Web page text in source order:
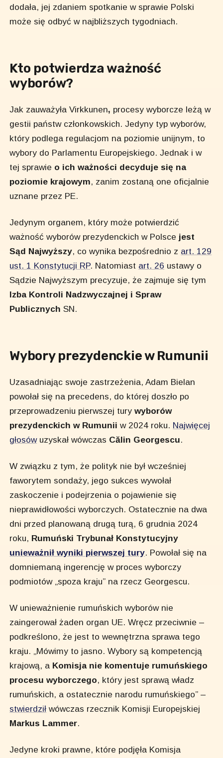
dodała, jej zdaniem spotkanie w sprawie Polski
może się odbyć w najbliższych tygodniach.
Kto potwierdza ważność
wyborów?
Jak zauważyła Virkkunen, procesy wyborcze leżą w
gestii państw członkowskich. Jedyny typ wyborów,
który podlega regulacjom na poziomie unijnym, to
wybory do Parlamentu Europejskiego. Jednak i w
tej sprawie o ich ważności decyduje się na
poziomie krajowym, zanim zostaną one oficjalnie
uznane przez PE.
Jedynym organem, który może potwierdzić
ważność wyborów prezydenckich w Polsce jest
Sąd Najwyższy, co wynika bezpośrednio z art. 129
ust. 1 Konstytucji RP. Natomiast art. 26 ustawy o
Sądzie Najwyższym precyzuje, że zajmuje się tym
Izba Kontroli Nadzwyczajnej i Spraw
Publicznych SN.
Wybory prezydenckie w Rumunii
Uzasadniając swoje zastrzeżenia, Adam Bielan
powołał się na precedens, do której doszło po
przeprowadzeniu pierwszej turywyborów
prezydenckich w Rumunii w 2024 roku. Najwięcej
głosówuzyskał wówczas Călin Georgescu.
W związku z tym, że polityk nie był wcześniej
faworytem sondaży, jego sukces wywołał
zaskoczenie i podejrzenia o pojawienie się
nieprawidłowości wyborczych. Ostatecznie na dwa
dni przed planowaną drugą turą, 6 grudnia 2024
roku, Rumuński Trybunał Konstytucyjny
unieważnił wyniki pierwszej tury. Powołał się na
domniemaną ingerencję w proces wyborczy
podmiotów „spoza kraju” na rzecz Georgescu.
W unieważnienie rumuńskich wyborów nie
zaingerował żaden organ UE. Wręcz przeciwnie –
podkreślono, że jest to wewnętrzna sprawa tego
kraju. „Mówimy to jasno. Wybory są kompetencją
krajową, a Komisja nie komentuje rumuńskiego
procesu wyborczego, który jest sprawą władz
rumuńskich, a ostatecznie narodu rumuńskiego” –
stwierdził wówczas rzecznik Komisji Europejskiej
Markus Lammer.
Jedyne kroki prawne, które podjęła Komisja